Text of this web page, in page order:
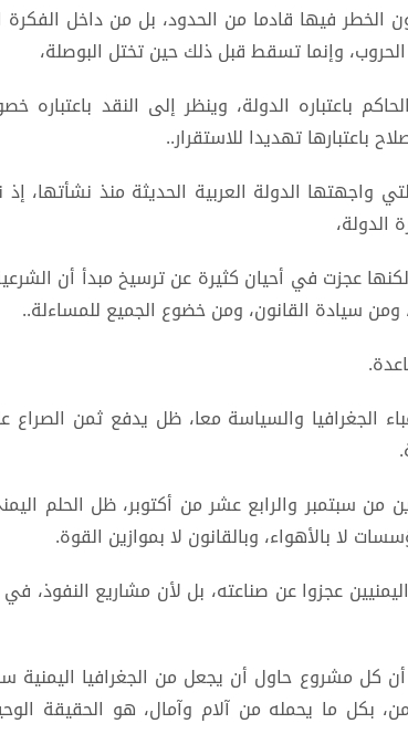
الخطر فيها قادما من الحدود، بل من داخل الفكرة
وإنما تسقط قبل ذلك حين تختل البوصلة،
باعتباره الدولة، وينظر إلى النقد باعتباره
باعتبارها تهديدا للاستقرار..
واجهتها الدولة العربية الحديثة منذ نشأتها،
الدولة،
عجزت في أحيان كثيرة عن ترسيخ مبدأ أن
ومن سيادة القانون، ومن خضوع الجميع للمساءلة..
الجغرافيا والسياسة معا، ظل يدفع ثمن
سبتمبر والرابع عشر من أكتوبر، ظل الحلم
لا بالأهواء، وبالقانون لا بموازين القوة.
عجزوا عن صناعته، بل لأن مشاريع النفوذ،
كل مشروع حاول أن يجعل من الجغرافيا اليمنية
بكل ما يحمله من آلام وآمال، هو الحقيقة